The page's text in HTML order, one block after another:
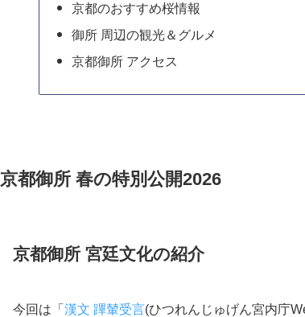
京都のおすすめ桜情報
御所 周辺の観光＆グルメ
京都御所 アクセス
京都御所 春の特別公開2026
京都御所 宮廷文化の紹介
今回は「 漢文 蹕輦受言(ひつれんじゅげん宮内庁